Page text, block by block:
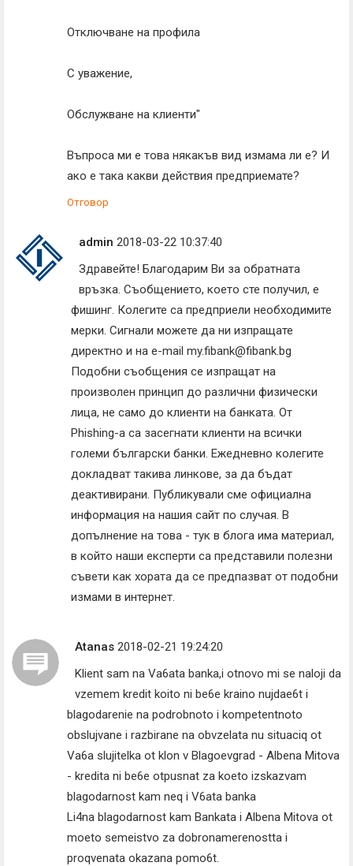
Отключване на профила
С уважение,
Обслужване на клиенти"
Въпроса ми е това някакъв вид измама ли е? И
ако е така какви действия предприемате?
Отговор
admin 2018-03-22 10:37:40
Здравейте! Благодарим Ви за обратната
връзка. Съобщението, което сте получил, е
фишинг. Колегите са предприели необходимите
мерки. Сигнали можете да ни изпращате
директно и на е-mail my.fibank@fibank.bg
Подобни съобщения се изпращат на
произволен принцип до различни физически
лица, не само до клиенти на банката. От
Phishing-a са засегнати клиенти на всички
големи български банки. Ежедневно колегите
докладват такива линкове, за да бъдат
деактивирани. Публикували сме официална
информация на нашия сайт по случая. В
допълнение на това - тук в блога има материал,
в който наши експерти са представили полезни
съвети как хората да се предпазват от подобни
измами в интернет.
Atanas 2018-02-21 19:24:20
Klient sam na Va6ata banka,i otnovo mi se naloji da
vzemem kredit koito ni be6e kraino nujdae6t i
blagodarenie na podrobnoto i kompetentnoto
obslujvane i razbirane na obvzelata nu situaciq ot
Va6a slujitelka ot klon v Blagoevgrad - Albena Mitova
- kredita ni be6e otpusnat za koeto izskazvam
blagodarnost kam neq i V6ata banka
Li4na blagodarnost kam Bankata i Albena Mitova ot
moeto semeistvo za dobronamerenostta i
proqvenata okazana pomo6t.